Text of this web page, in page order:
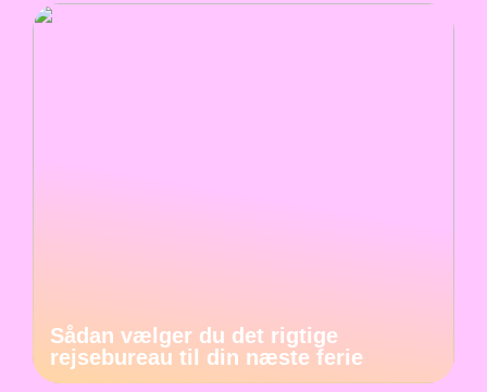
Sådan vælger du det rigtige
rejsebureau til din næste ferie